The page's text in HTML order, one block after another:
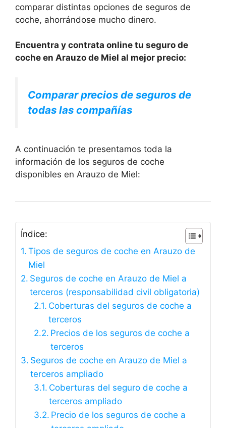
comparar distintas opciones de seguros de
coche, ahorrándose mucho dinero.
Encuentra y contrata online tu seguro de
coche en Arauzo de Miel al mejor precio:
Comparar precios de seguros de
todas las compañías
A continuación te presentamos toda la
información de los seguros de coche
disponibles en Arauzo de Miel:
Índice:
Tipos de seguros de coche en Arauzo de
Miel
Seguros de coche en Arauzo de Miel a
terceros (responsabilidad civil obligatoria)
Coberturas del seguros de coche a
terceros
Precios de los seguros de coche a
terceros
Seguros de coche en Arauzo de Miel a
terceros ampliado
Coberturas del seguro de coche a
terceros ampliado
Precio de los seguros de coche a